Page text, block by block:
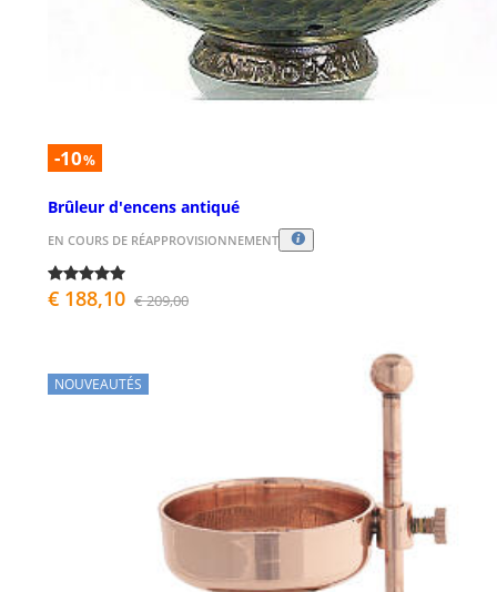
-10%
Brûleur d'encens antiqué
EN COURS DE RÉAPPROVISIONNEMENT
€ 188,10 € 209,00
NOUVEAUTÉS